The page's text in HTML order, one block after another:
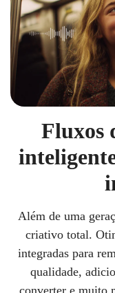
Fluxos
Além de uma
criativo total.
integradas para
qualidade,
converter e muito